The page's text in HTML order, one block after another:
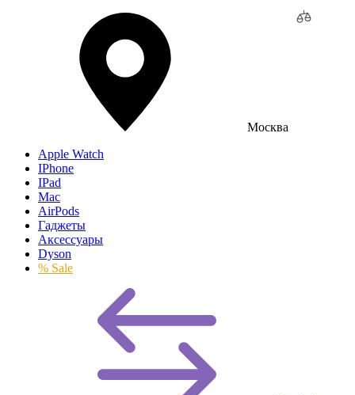
Москва
Apple Watch
IPhone
IPad
Mac
AirPods
Гаджеты
Аксессуары
Dyson
% Sale